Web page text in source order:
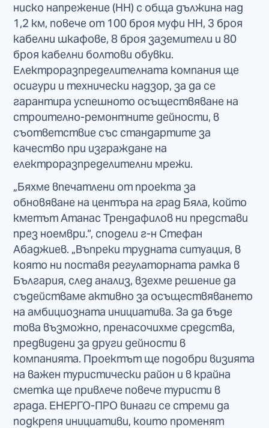
ниско напрежение (НН) с обща дължина над
1,2 км, повече от 100 броя муфи НН, 3 броя
кабелни шкафове, 8 броя заземители и 80
броя кабелни болтови обувки.
Електроразпределителната компания ще
осигури и технически надзор, за да се
гарантира успешното осъществяване на
строително-ремонтните дейности, в
съответствие със стандартите за
качество при изграждане на
електроразпределителни мрежи.
„Бяхме впечатлени от проекта за
обновяване на центъра на град Бяла, който
кметът Атанас Трендафилов ни представи
през ноември.“, сподели г-н Стефан
Абаджиев. „Въпреки трудната ситуация, в
която ни поставя регулаторната рамка в
България, след анализ, взехме решение да
съдействаме активно за осъществяването
на амбициозната инициатива. За да бъде
това възможно, пренасочихме средства,
предвидени за други дейности в
компанията. Проектът ще подобри визията
на важен туристически район и в крайна
сметка ще привлече повече туристи в
града. ЕНЕРГО-ПРО винаги се стреми да
подкрепя инициативи, които променят